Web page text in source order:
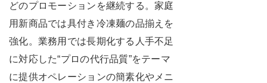
どのプロモーションを継続する。家庭
用新商品では具付き冷凍麺の品揃えを
強化。業務用では長期化する人手不足
に対応した“プロの代行品質”をテーマ
に提供オペレーションの簡素化やメニ